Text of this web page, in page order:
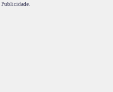
Publicidade.